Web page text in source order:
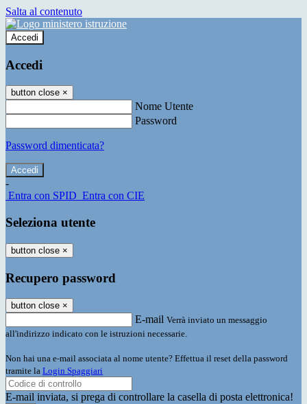
Salta al contenuto
Accedi
Accedi
button close ×
Nome Utente
Password
Password dimenticata?
-
Entra con SPID Entra con CIE
Seleziona utente
button close ×
Recupero password
button close ×
E-mail Verrà inviato un messaggio
all'indirizzo indicato con le istruzioni necessarie.
Non hai una e-mail associata al nome utente? Effettua il reset della password
tramite la Login Spaggiari
E-mail inviata, si prega di controllare la casella di posta elettronica!